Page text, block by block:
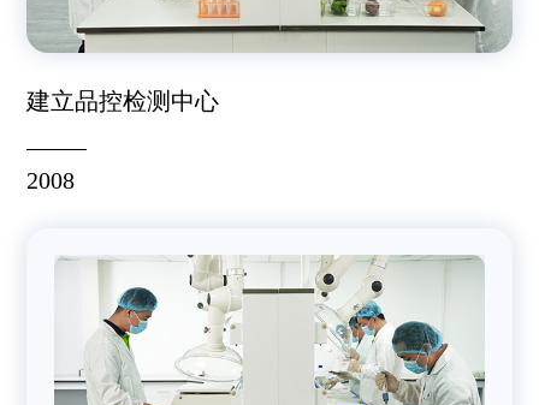
建立品控检测中心
2008